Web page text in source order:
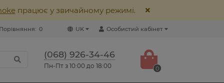
працює у звичайному режимі.
Особистий кабінет
UK
Порівняння: 0
(068) 926-34-46
Пн-Пт з 10:00 до 18:00 0